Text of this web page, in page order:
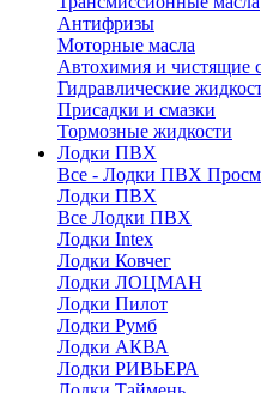
Антифризы
Моторные масла
Автохимия и чистящие
Гидравлические
Присадки и смазки
Тормозные жидкости
Лодки ПВХ
Все - Лодки ПВХ
Лодки ПВХ
Все Лодки ПВХ
Лодки Intex
Лодки Ковчег
Лодки ЛОЦМАН
Лодки Пилот
Лодки Румб
Лодки АКВА
Лодки РИВЬЕРА